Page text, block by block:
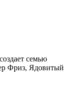
семью
Фриз, Ядовитый